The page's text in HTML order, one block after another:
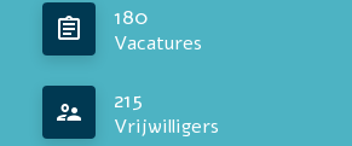
180
Vacatures
215
Vrijwilligers